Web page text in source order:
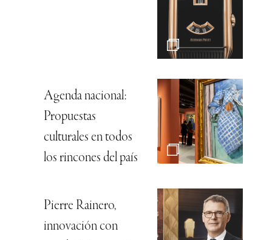
Agenda nacional:
Propuestas
culturales en todos
los rincones del país
Pierre Rainero,
innovación con